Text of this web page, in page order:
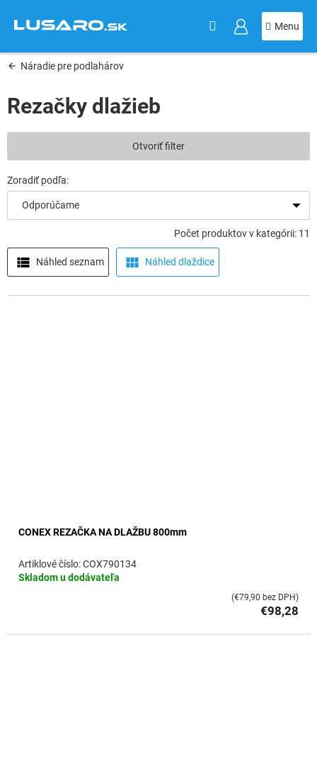
obsah
Náradie pre podlahárov
Rezačky dlažieb
Odporúčame
Počet produktov v kategórii: 11
Náhled seznam Náhled dlaždice
Otvoriť filter
V
ý
i
p
o
u
k
CONEX REZAČKA NA DLAŽBU 800mm
Skladom u dodávateľa
COX790134
€98,28
(€79,90 bez DPH)